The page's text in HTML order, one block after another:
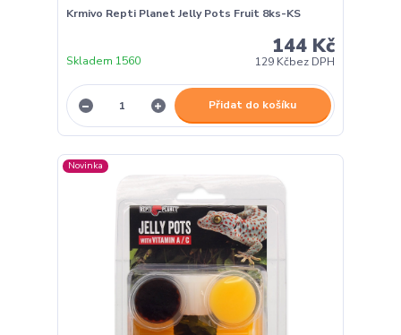
Krmivo Repti Planet Jelly Pots Fruit 8ks-KS
144 Kč
129 Kčbez DPH
Skladem 1560
Přidat do košíku
Novinka